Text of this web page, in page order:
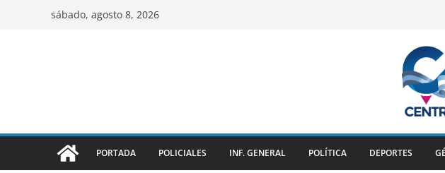
sábado, agosto 8, 2026
PORTADA POLICIALES INF. GENERAL POLÍTICA DEPORTES